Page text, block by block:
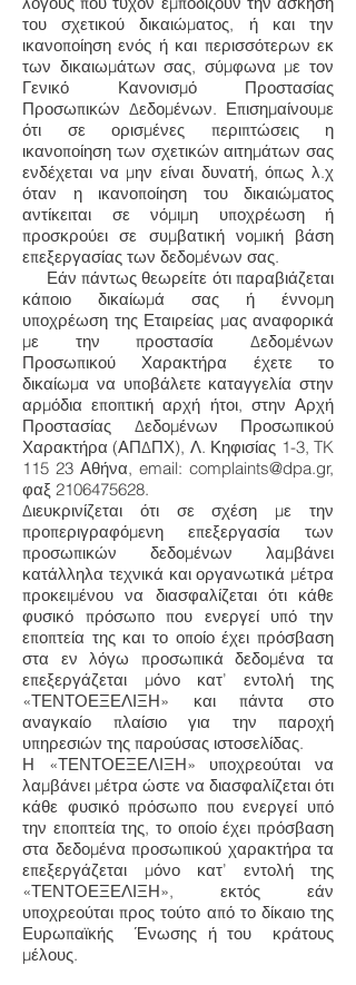
του σχετικού δικαιώματος, ή και την
ικανοποίηση ενός ή και περισσότερων εκ
των δικαιωμάτων σας, σύμφωνα με τον
Γενικό Κανονισμό Προστασίας
Προσωπικών Δεδομένων. Επισημαίνουμε
ότι σε ορισμένες περιπτώσεις η
ικανοποίηση των σχετικών αιτημάτων σας
ενδέχεται να μην είναι δυνατή, όπως λ.χ
όταν η ικανοποίηση του δικαιώματος
αντίκειται σε νόμιμη υποχρέωση ή
προσκρούει σε συμβατική νομική βάση
επεξεργασίας των δεδομένων σας.
Εάν πάντως θεωρείτε ότι παραβιάζεται
κάποιο δικαίωμά σας ή έννομη
υποχρέωση της Εταιρείας μας αναφορικά
με την προστασία Δεδομένων
Προσωπικού Χαρακτήρα έχετε το
δικαίωμα να υποβάλετε καταγγελία στην
αρμόδια εποπτική αρχή ήτοι, στην Αρχή
Προστασίας Δεδομένων Προσωπικού
Χαρακτήρα (ΑΠΔΠΧ), Λ. Κηφισίας 1-3, TK
115 23 Αθήνα, email: complaints@dpa.gr,
φαξ 2106475628.
Διευκρινίζεται ότι σε σχέση με την
προπεριγραφόμενη επεξεργασία των
προσωπικών δεδομένων λαμβάνει
κατάλληλα τεχνικά και οργανωτικά μέτρα
προκειμένου να διασφαλίζεται ότι κάθε
φυσικό πρόσωπο που ενεργεί υπό την
εποπτεία της και το οποίο έχει πρόσβαση
στα εν λόγω προσωπικά δεδομένα τα
επεξεργάζεται μόνο κατ’ εντολή της
«ΤΕΝΤΟΕΞΕΛΙΞΗ» και πάντα στο
αναγκαίο πλαίσιο για την παροχή
υπηρεσιών της παρούσας ιστοσελίδας.
Η «ΤΕΝΤΟΕΞΕΛΙΞΗ» υποχρεούται να
λαμβάνει μέτρα ώστε να διασφαλίζεται ότι
κάθε φυσικό πρόσωπο που ενεργεί υπό
την εποπτεία της, το οποίο έχει πρόσβαση
στα δεδομένα προσωπικού χαρακτήρα τα
επεξεργάζεται μόνο κατ’ εντολή της
«ΤΕΝΤΟΕΞΕΛΙΞΗ», εκτός εάν
υποχρεούται προς τούτο από το δίκαιο της
Ευρωπαϊκής Ένωσης ή του κράτους
μέλους.